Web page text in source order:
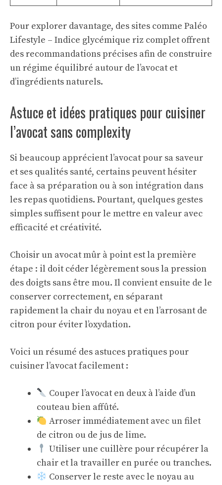
Pour explorer davantage, des sites comme Paléo
Lifestyle – Indice glycémique riz complet offrent
des recommandations précises afin de construire
un régime équilibré autour de l’avocat et
d’ingrédients naturels.
Astuce et idées pratiques pour cuisiner
l’avocat sans complexity
Si beaucoup apprécient l’avocat pour sa saveur
et ses qualités santé, certains peuvent hésiter
face à sa préparation ou à son intégration dans
les repas quotidiens. Pourtant, quelques gestes
simples suffisent pour le mettre en valeur avec
efficacité et créativité.
Choisir un avocat mûr à point est la première
étape : il doit céder légèrement sous la pression
des doigts sans être mou. Il convient ensuite de le
conserver correctement, en séparant
rapidement la chair du noyau et en l’arrosant de
citron pour éviter l’oxydation.
Voici un résumé des astuces pratiques pour
cuisiner l’avocat facilement :
Couper l’avocat en deux à l’aide d’un
couteau bien affûté.
Arroser immédiatement avec un filet
de citron ou de jus de lime.
Utiliser une cuillère pour récupérer la
chair et la travailler en purée ou tranches.
Conserver le reste avec le noyau au